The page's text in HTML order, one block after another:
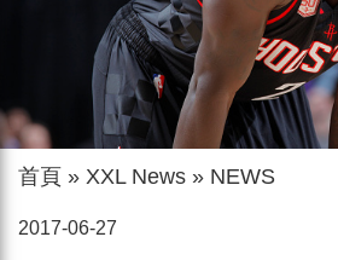
首頁 » XXL News » NEWS
2017-06-27